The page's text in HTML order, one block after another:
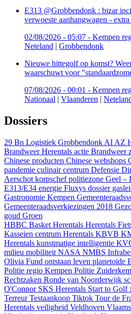
E313 @Grobbendonk : bizar
verwoeste aanhangwagen -
02/08/2026 - 05:07 - Kempen
Neteland | Grobbendonk
Nieuwe hittegolf op komst?
waarschuwt voor
07/08/2026 - 00:01 - Kempen
Nationaal | Vlaanderen |
Dossiers
29 Bn Logistiek Grobbendonk AI AZ
Brandweer Herentals actie Brandweer
Chinese producten Chinese webshops
pandemie culinair centrum Defensie
Aerschot korpschef politiezone Geel –
E313/E34 energie Fluxys dossier
Gastronomie Kempen
Gemeenteraadsverkiezingen 2018
goud Groen
HBBC Basket Herentals Herentals
Kasseien centrum Herentals KBVB
Herentals kunstmatige intelligentie
milieu mobiliteit NASA NMBS
Olivia Fund ontstaan leven planetoïde
Politie regio Kempen Politie
Rechtzaken Ronde van Noorderwijk
O'Connor SKS Herentals Start to Golf
TerreurTestaankoop Tiktok Tour de
Herentals veiligheid Veldhoven